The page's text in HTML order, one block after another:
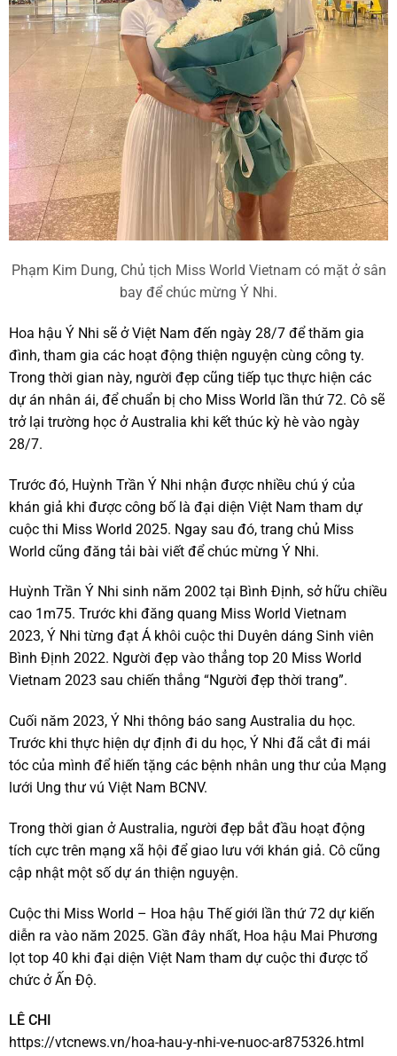
Phạm Kim Dung, Chủ tịch Miss World Vietnam có mặt ở sân
bay để chúc mừng Ý Nhi.
Hoa hậu Ý Nhi sẽ ở Việt Nam đến ngày 28/7 để thăm gia
đình, tham gia các hoạt động thiện nguyện cùng công ty.
Trong thời gian này, người đẹp cũng tiếp tục thực hiện các
dự án nhân ái, để chuẩn bị cho Miss World lần thứ 72. Cô sẽ
trở lại trường học ở Australia khi kết thúc kỳ hè vào ngày
28/7.
Trước đó, Huỳnh Trần Ý Nhi nhận được nhiều chú ý của
khán giả khi được công bố là đại diện Việt Nam tham dự
cuộc thi Miss World 2025. Ngay sau đó, trang chủ Miss
World cũng đăng tải bài viết để chúc mừng Ý Nhi.
Huỳnh Trần Ý Nhi sinh năm 2002 tại Bình Định, sở hữu chiều
cao 1m75. Trước khi đăng quang Miss World Vietnam
2023, Ý Nhi từng đạt Á khôi cuộc thi Duyên dáng Sinh viên
Bình Định 2022. Người đẹp vào thẳng top 20 Miss World
Vietnam 2023 sau chiến thắng “Người đẹp thời trang”.
Cuối năm 2023, Ý Nhi thông báo sang Australia du học.
Trước khi thực hiện dự định đi du học, Ý Nhi đã cắt đi mái
tóc của mình để hiến tặng các bệnh nhân ung thư của Mạng
lưới Ung thư vú Việt Nam BCNV.
Trong thời gian ở Australia, người đẹp bắt đầu hoạt động
tích cực trên mạng xã hội để giao lưu với khán giả. Cô cũng
cập nhật một số dự án thiện nguyện.
Cuộc thi Miss World – Hoa hậu Thế giới lần thứ 72 dự kiến
diễn ra vào năm 2025. Gần đây nhất, Hoa hậu Mai Phương
lọt top 40 khi đại diện Việt Nam tham dự cuộc thi được tổ
chức ở Ấn Độ.
LÊ CHI
https://vtcnews.vn/hoa-hau-y-nhi-ve-nuoc-ar875326.html